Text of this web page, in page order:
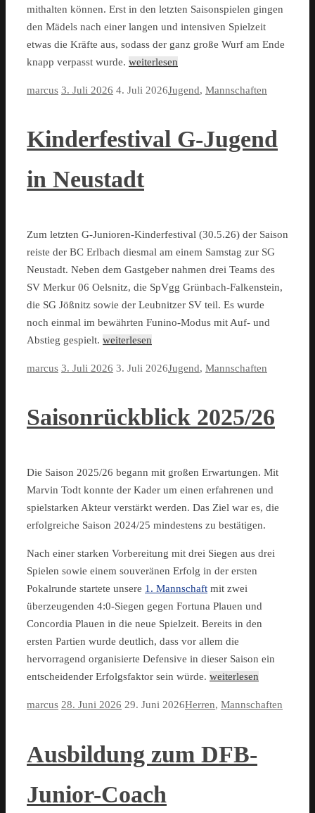
mithalten können. Erst in den letzten Saisonspielen gingen
den Mädels nach einer langen und intensiven Spielzeit
etwas die Kräfte aus, sodass der ganz große Wurf am Ende
knapp verpasst wurde. weiterlesen
marcus 3. Juli 2026 4. Juli 2026Jugend, Mannschaften
Kinderfestival G-Jugend
in Neustadt
Zum letzten G-Junioren-Kinderfestival (30.5.26) der Saison
reiste der BC Erlbach diesmal am einem Samstag zur SG
Neustadt. Neben dem Gastgeber nahmen drei Teams des
SV Merkur 06 Oelsnitz, die SpVgg Grünbach-Falkenstein,
die SG Jößnitz sowie der Leubnitzer SV teil. Es wurde
noch einmal im bewährten Funino-Modus mit Auf- und
Abstieg gespielt. weiterlesen
marcus 3. Juli 2026 3. Juli 2026Jugend, Mannschaften
Saisonrückblick 2025/26
Die Saison 2025/26 begann mit großen Erwartungen. Mit
Marvin Todt konnte der Kader um einen erfahrenen und
spielstarken Akteur verstärkt werden. Das Ziel war es, die
erfolgreiche Saison 2024/25 mindestens zu bestätigen.
Nach einer starken Vorbereitung mit drei Siegen aus drei
Spielen sowie einem souveränen Erfolg in der ersten
Pokalrunde startete unsere 1. Mannschaft mit zwei
überzeugenden 4:0-Siegen gegen Fortuna Plauen und
Concordia Plauen in die neue Spielzeit. Bereits in den
ersten Partien wurde deutlich, dass vor allem die
hervorragend organisierte Defensive in dieser Saison ein
entscheidender Erfolgsfaktor sein würde. weiterlesen
marcus 28. Juni 2026 29. Juni 2026Herren, Mannschaften
Ausbildung zum DFB-
Junior-Coach